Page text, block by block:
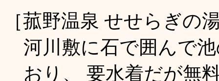
［菰野温泉 せせらぎの
河川敷に石で囲んで
おり、 要水着だが無